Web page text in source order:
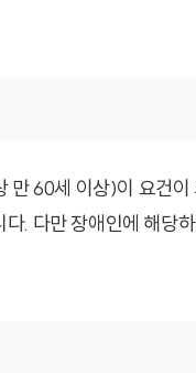
만 60세 이상)이 요건
. 다만 장애인에 해당